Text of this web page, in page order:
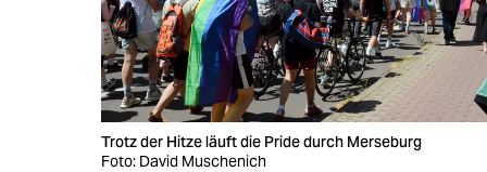
Trotz der Hitze läuft die Pride durch Merseburg
Foto: David Muschenich